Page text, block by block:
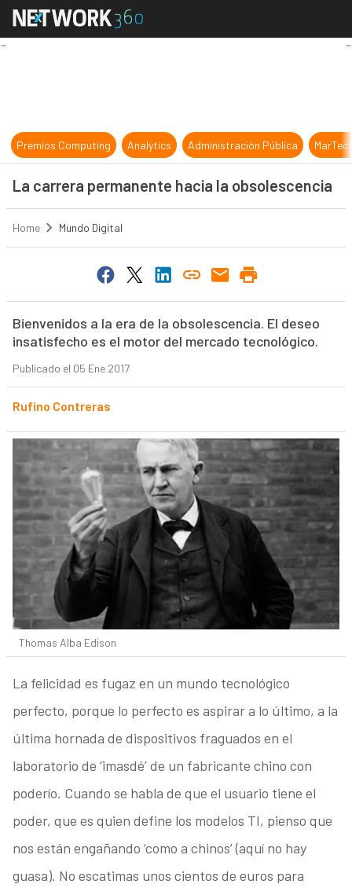
La carrera permanente hacia la
Premios Computing Analytics Administración Pública
La carrera permanente hacia la obsolescencia
Home Mundo Digital
Bienvenidos a la era de la obsolescencia. El deseo
insatisfecho es el motor del mercado tecnológico.
Publicado el 05 Ene 2017
Rufino Contreras
Thomas Alba Edison
La felicidad es fugaz en un mundo tecnológico
perfecto, porque lo perfecto es aspirar a lo último, a la
última hornada de dispositivos fraguados en el
laboratorio de ‘imasdé’ de un fabricante chino con
poderío. Cuando se habla de que el usuario tiene el
poder, que es quien define los modelos TI, pienso que
nos están engañando ‘como a chinos’ (aquí no hay
guasa). No escatimas unos cientos de euros para